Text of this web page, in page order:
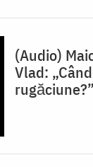
(Audio)
Vlad:
rugăciune?”